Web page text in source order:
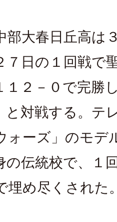
大春日丘高は
７日の１回戦で
１２－０で完勝
と対戦する。テ
ォーズ」のモデ
の伝統校で、１
埋め尽くされた